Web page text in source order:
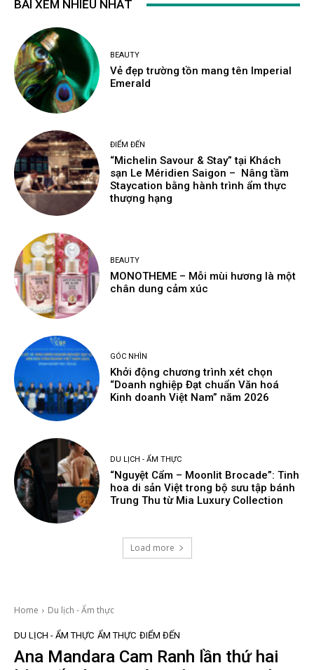
BÀI XEM NHIỀU NHẤT
BEAUTY
Vẻ đẹp trường tồn mang tên Imperial
Emerald
ĐIỂM ĐẾN
“Michelin Savour & Stay” tại Khách
sạn Le Méridien Saigon – Nâng tầm
Staycation bằng hành trình ẩm thực
thượng hạng
BEAUTY
MONOTHEME – Mỗi mùi hương là một
chân dung cảm xúc
GÓC NHÌN
Khởi động chương trình xét chọn
“Doanh nghiệp Đạt chuẩn Văn hoá
Kinh doanh Việt Nam” năm 2026
DU LỊCH - ẨM THỰC
“Nguyệt Cẩm – Moonlit Brocade”: Tinh
hoa di sản Việt trong bộ sưu tập bánh
Trung Thu từ Mia Luxury Collection
Load more